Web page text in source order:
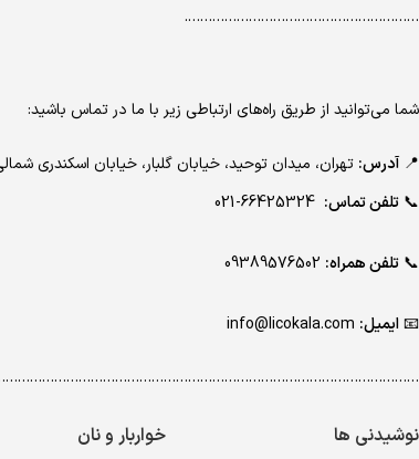
………………………………………………….
شما می‌توانید از طریق راه‌های ارتباطی زیر با ما در تماس باشید:
📍 آدرس: تهران، میدان توحید، خیابان گلبار، خیابان
📞 تلفن تماس:
📞 تلفن همراه:
📧ایمیل:
نوشیدنی ها خواربار و نان